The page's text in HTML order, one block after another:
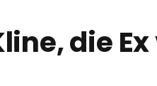
die